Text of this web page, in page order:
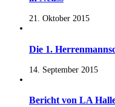
21. Oktober 2015
Die 1.
14. September 2015
Bericht von LA